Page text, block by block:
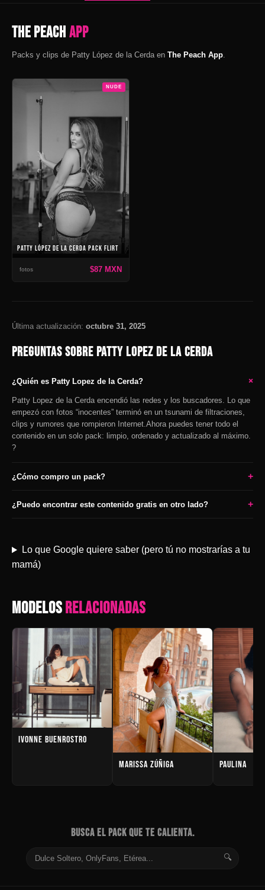
The PeachApp
Packs y clips de Patty López de la Cerda en The Peach App.
NUDE
PATTY LÓPEZ DE LA CERDA PACK FLIRT
fotos $87 MXN
Última actualización: octubre 31, 2025
PREGUNTAS SOBRE PATTY LOPEZ DE LA CERDA
¿Quién es Patty Lopez de la Cerda? +
Patty Lopez de la Cerda encendió las redes y los buscadores. Lo que
empezó con fotos “inocentes” terminó en un tsunami de filtraciones,
clips y rumores que rompieron Internet.Ahora puedes tener todo el
contenido en un solo pack: limpio, ordenado y actualizado al máximo.
?
¿Cómo compro un pack? +
¿Puedo encontrar este contenido gratis en otro lado? +
Lo que Google quiere saber (pero tú no mostrarías a tu
mamá)
MODELOSRELACIONADAS
IVONNE BUENROSTRO
MARISSA ZÚÑIGA PAULINA
BUSCA EL PACK QUE TE CALIENTA.
🔍